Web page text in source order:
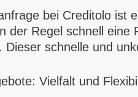
bei Creditolo ist
der Regel schnell
Dieser schnelle und
Vielfalt und